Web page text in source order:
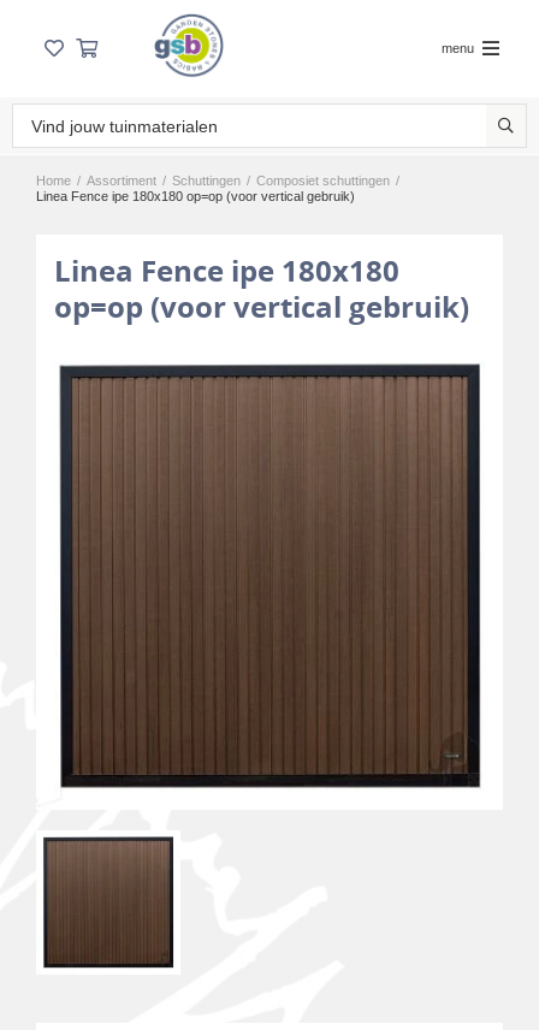
menu
Home / Assortiment / Schuttingen / Composiet schuttingen /
Linea Fence ipe 180x180 op=op (voor vertical gebruik)
Linea Fence ipe 180x180
op=op (voor vertical gebruik)